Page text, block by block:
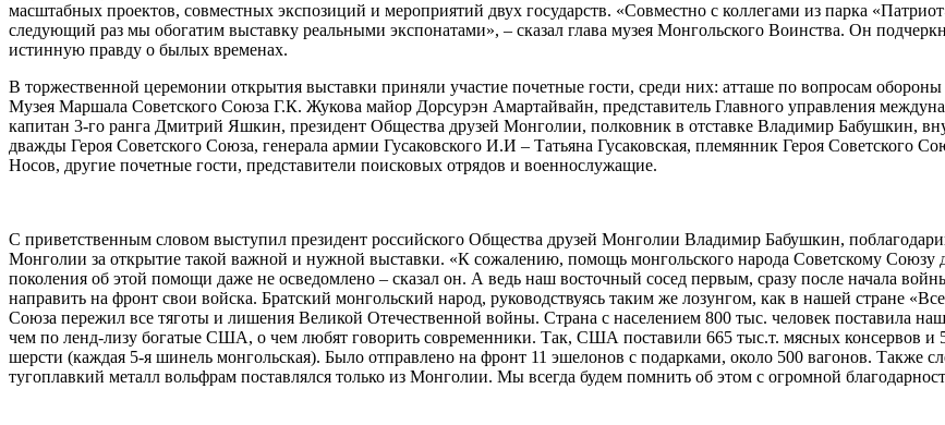
масштабных проектов, совместных экспозиций и мероприятий двух государств. «Совместно с коллегами из парка
следующий раз мы обогатим выставку реальными экспонатами», – сказал глава музея Монгольского Воинства. Он
истинную правду о былых временах.
В торжественной церемонии открытия выставки приняли участие почетные гости, среди них: атташе по вопросам
Музея Маршала Советского Союза Г.К. Жукова майор Дорсурэн Амартайвайн, представитель Главного управления
капитан 3-го ранга Дмитрий Яшкин, президент Общества друзей Монголии, полковник в отставке Владимир Бабушкин,
дважды Героя Советского Союза, генерала армии Гусаковского И.И – Татьяна Гусаковская, племянник Героя Советского
Носов, другие почетные гости, представители поисковых отрядов и военнослужащие.
С приветственным словом выступил президент российского Общества друзей Монголии Владимир Бабушкин,
Монголии за открытие такой важной и нужной выставки. «К сожалению, помощь монгольского народа Советскому Союзу
поколения об этой помощи даже не осведомлено – сказал он. А ведь наш восточный сосед первым, сразу после начала
направить на фронт свои войска. Братский монгольский народ, руководствуясь таким же лозунгом, как в нашей стране
Союза пережил все тяготы и лишения Великой Отечественной войны. Страна с населением 800 тыс. человек поставила
чем по ленд-лизу богатые США, о чем любят говорить современники. Так, США поставили 665 тыс.т. мясных консервов и
шерсти (каждая 5-я шинель монгольская). Было отправлено на фронт 11 эшелонов с подарками, около 500 вагонов. Также
тугоплавкий металл вольфрам поставлялся только из Монголии. Мы всегда будем помнить об этом с огромной